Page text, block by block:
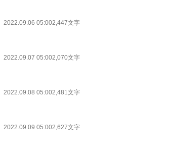
2022.09.06 05:002,447文字
2022.09.07 05:002,070文字
2022.09.08 05:002,481文字
2022.09.09 05:002,627文字